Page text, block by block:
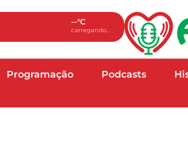
--°C
carregando...
Programação Podcasts